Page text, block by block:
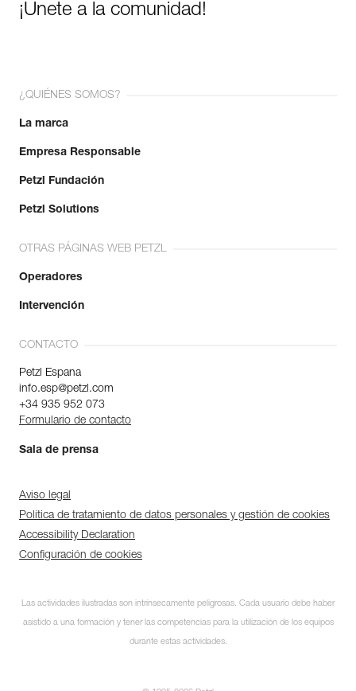
¡Únete a la comunidad!
¿QUIÉNES SOMOS?
La marca
Empresa Responsable
Petzl Fundación
Petzl Solutions
OTRAS PÁGINAS WEB PETZL
Operadores
Intervención
CONTACTO
Petzl Espana
info.esp@petzl.com
+34 935 952 073
Formulario de contacto
Sala de prensa
Aviso legal
Política de tratamiento de datos personales y gestión de cookies
Accessibility Declaration
Configuración de cookies
Las actividades ilustradas son intrínsecamente peligrosas. Cada usuario debe haber
asistido a una formación y tener las competencias para la utilización de los equipos
durante estas actividades.